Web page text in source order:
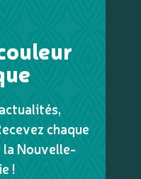
chaque
la Nouvelle-
!